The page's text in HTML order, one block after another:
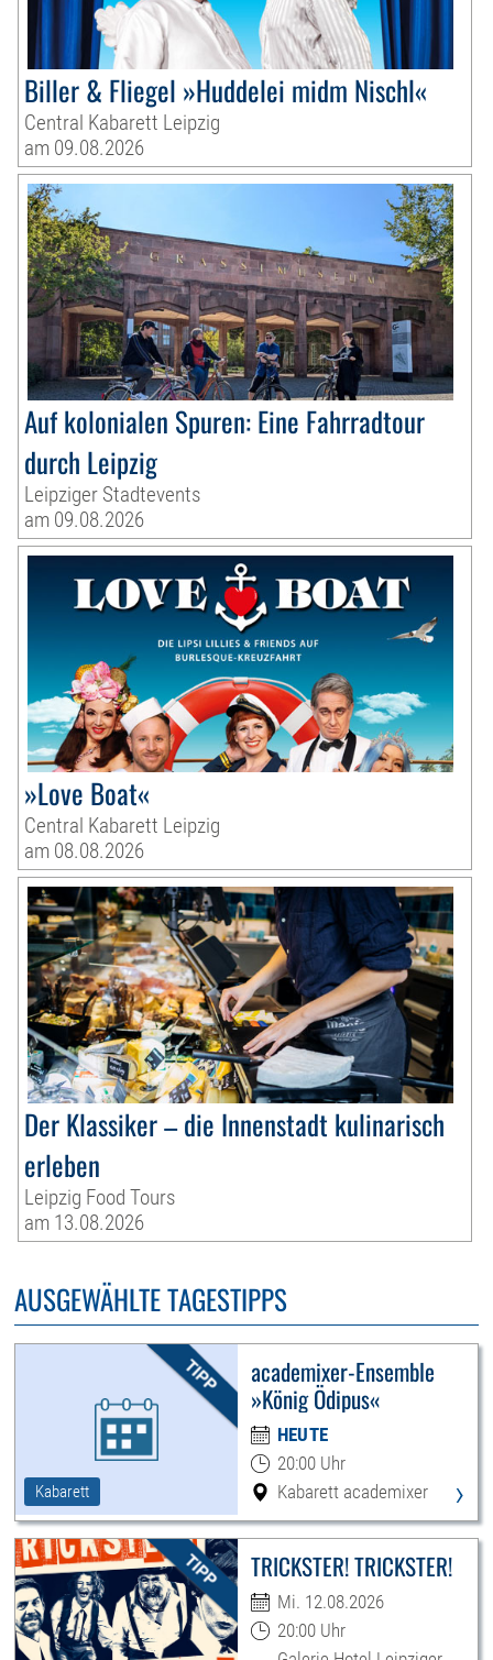
Biller & Fliegel »Huddelei midm Nischl«
Central Kabarett Leipzig
am 09.08.2026
Auf kolonialen Spuren: Eine Fahrradtour
durch Leipzig
Leipziger Stadtevents
am 09.08.2026
»Love Boat«
Central Kabarett Leipzig
am 08.08.2026
Der Klassiker – die Innenstadt kulinarisch
erleben
Leipzig Food Tours
am 13.08.2026
AUSGEWÄHLTE TAGESTIPPS
Kabarett
academixer-Ensemble
»König Ödipus«
HEUTE
20:00 Uhr
Kabarett academixer
›
TRICKSTER! TRICKSTER!
Mi. 12.08.2026
20:00 Uhr